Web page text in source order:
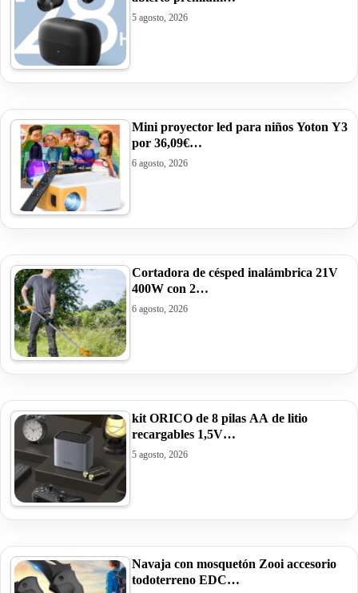
5 agosto, 2026
Mini proyector led para niños Yoton Y3
por 36,09€…
6 agosto, 2026
Cortadora de césped inalámbrica 21V
400W con 2…
6 agosto, 2026
kit ORICO de 8 pilas AA de litio
recargables 1,5V…
5 agosto, 2026
Navaja con mosquetón Zooi accesorio
todoterreno EDC…